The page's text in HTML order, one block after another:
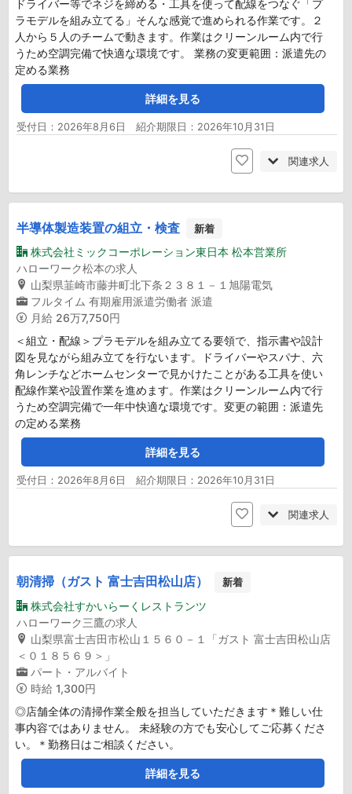
ドライバー等でネジを締める・工具を使って配線をつなぐ「プ
ラモデルを組み立てる」そんな感覚で進められる作業です。２
人から５人のチームで動きます。作業はクリーンルーム内で行
うため空調完備で快適な環境です。 業務の変更範囲：派遣先の
定める業務
詳細を見る
受付日：2026年8月6日 紹介期限日：2026年10月31日
関連求人
半導体製造装置の組立・検査 新着
株式会社ミックコーポレーション東日本 松本営業所
ハローワーク松本の求人
山梨県韮崎市藤井町北下条２３８１－１旭陽電気
フルタイム 有期雇用派遣労働者 派遣
月給 26万7,750円
＜組立・配線＞プラモデルを組み立てる要領で、指示書や設計
図を見ながら組み立てを行ないます。ドライバーやスパナ、六
角レンチなどホームセンターで見かけたことがある工具を使い
配線作業や設置作業を進めます。作業はクリーンルーム内で行
うため空調完備で一年中快適な環境です。変更の範囲：派遣先
の定める業務
詳細を見る
受付日：2026年8月6日 紹介期限日：2026年10月31日
関連求人
朝清掃（ガスト 富士吉田松山店） 新着
株式会社すかいらーくレストランツ
ハローワーク三鷹の求人
山梨県富士吉田市松山１５６０－１「ガスト 富士吉田松山店
＜０１８５６９＞」
パート・アルバイト
時給 1,300円
◎店舗全体の清掃作業全般を担当していただきます＊難しい仕
事内容ではありません。 未経験の方でも安心してご応募くださ
い。＊勤務日はご相談ください。
詳細を見る